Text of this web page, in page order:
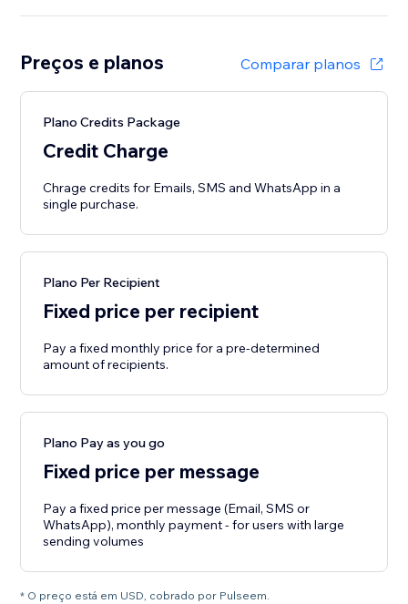
Preços e planos Comparar planos
Plano Credits Package
Credit Charge
Chrage credits for Emails, SMS and WhatsApp in a
single purchase.
Plano Per Recipient
Fixed price per recipient
Pay a fixed monthly price for a pre-determined
Plano Pay as you go
Fixed price per message
Pay a fixed price per message (Email, SMS or
WhatsApp), monthly payment - for users with large
sending volumes
* O preço está em USD, cobrado por Pulseem.